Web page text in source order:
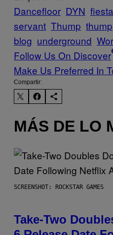
Dancefloor DYN fiesta
servant Thump thump
blog underground
Follow Us On Discover
Make Us Preferred In
Compartir:
MÁS DE LO
SCREENSHOT: ROCKSTAR GAMES
Take-Two